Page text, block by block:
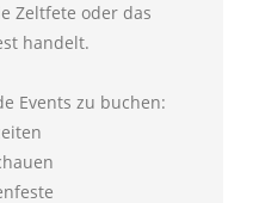
Zeltfete oder das
handelt.
Events zu buchen: